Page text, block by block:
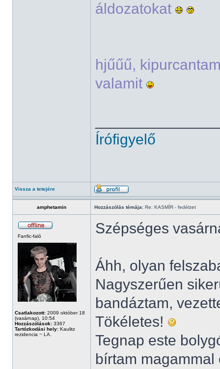
áldozatokat
hjűűű,
valamit
Írófigyelő
Vissza a tetejére
amphetamin Hozzászólás témája: Re: KASMÍR - fedélzet
Fanfic-faló
Csatlakozott: 2009 október 18
(vasárnap), 10:54
Hozzászólások: 3367
Tartózkodási hely: Kaulitz
rezidencia ~ LA.
Szépséges
Áhh, olyan
Nagyszerűen
bandáztam,
Tökéletes!
Tegnap este
bírtam